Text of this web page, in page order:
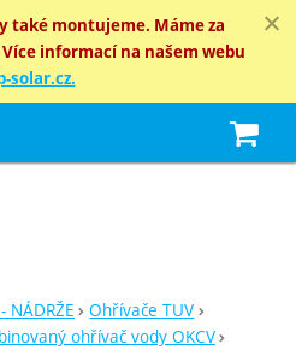
také montujeme. Máme za
informací na našem webu
solar.cz.
NÁDRŽE
Ohřívače TUV
ohřívač vody OKCV